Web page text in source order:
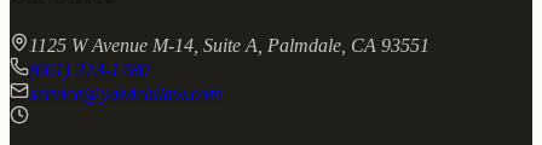
1125 W Avenue M-14, Suite A, Palmdale, CA 93551
(661) 273-1780
service@yazdchilaw.com